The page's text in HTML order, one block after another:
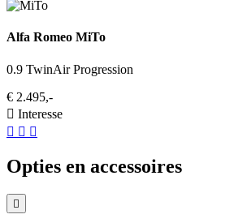
Alfa Romeo MiTo
0.9 TwinAir Progression
€ 2.495,-
Interesse
Opties en accessoires